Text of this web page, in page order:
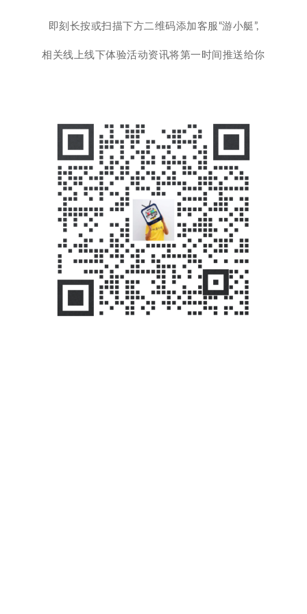
即刻长按或扫描下方二维码添加客服“游小艇”,
相关线上线下体验活动资讯将第一时间推送给你